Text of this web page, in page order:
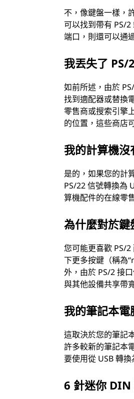
不，像鍵盤一樣，
可以找到帶有 PS/
端口，則還可以通
我丟失了
如前所述，由於
找到適配器或替換
零售商或搜索引擎
的位置，這些商店
我的計算機
是的，如果您的計
PS/22 信號轉換為
算機配件的在線零
為什麼對於鍵
您可能更喜歡 PS/
下更多按鍵（稱為
外，由於 PS/2 接
與其他設備共享帶
我的筆記本電
這取決於您的筆記
許多較新的筆記本
要使用從 USB 轉
6 針迷你 DIN